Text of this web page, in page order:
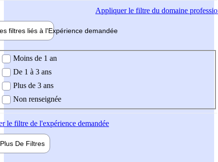
Appliquerle filtre du domaine
filtres liés à l'Expérience demandée
demandée
Moins de 1 an
De 1 à 3 ans
Plus de 3 ans
Non renseignée
le filtre de l'expérience demandée
Plus De Filtres